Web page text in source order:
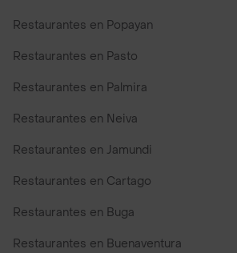
Restaurantes en Popayan
Restaurantes en Pasto
Restaurantes en Palmira
Restaurantes en Neiva
Restaurantes en Jamundi
Restaurantes en Cartago
Restaurantes en Buga
Restaurantes en Buenaventura